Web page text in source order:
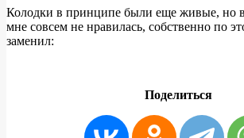
Колодки в принципе были еще живые, но
мне совсем не нравилась, собственно по
заменил:
Поделиться